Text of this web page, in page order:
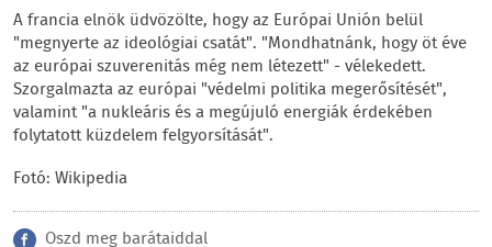
A francia elnök üdvözölte, hogy az Európai Unión belül
"megnyerte az ideológiai csatát". "Mondhatnánk, hogy öt éve
az európai szuverenitás még nem létezett" - vélekedett.
Szorgalmazta az európai "védelmi politika megerősítését",
valamint "a nukleáris és a megújuló energiák érdekében
folytatott küzdelem felgyorsítását".
Fotó: Wikipedia
Oszd meg barátaiddal